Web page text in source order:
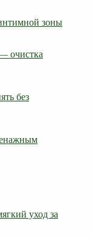
зоны
очистка
без
уход за